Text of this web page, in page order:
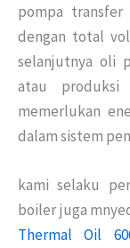
pompa transfer
dengan total
selanjutnya oli
atau produksi
memerlukan
dalam sistem
kami selaku
boiler juga
Thermal Oil